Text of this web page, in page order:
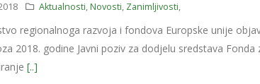
Aktualnosti,Novosti, Zanimljivosti,
regionalnoga razvoja i fondova Europske unije
2018. godine Javni poziv za dodjelu sredstava Fonda
[..]